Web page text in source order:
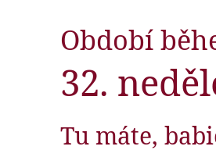
Období
32.
Tu máte,